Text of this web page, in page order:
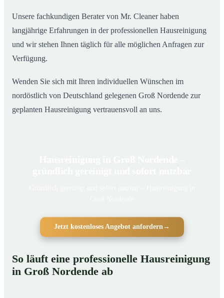
Unsere fachkundigen Berater von Mr. Cleaner haben
langjährige Erfahrungen in der professionellen Hausreinigung
und wir stehen Ihnen täglich für alle möglichen Anfragen zur
Verfügung.
Wenden Sie sich mit Ihren individuellen Wünschen im
nordöstlich von Deutschland gelegenen Groß Nordende zur
geplanten Hausreinigung vertrauensvoll an uns.
Jetzt kostenloses Angebot anfordern→
So läuft eine professionelle Hausreinigung
in Groß Nordende ab